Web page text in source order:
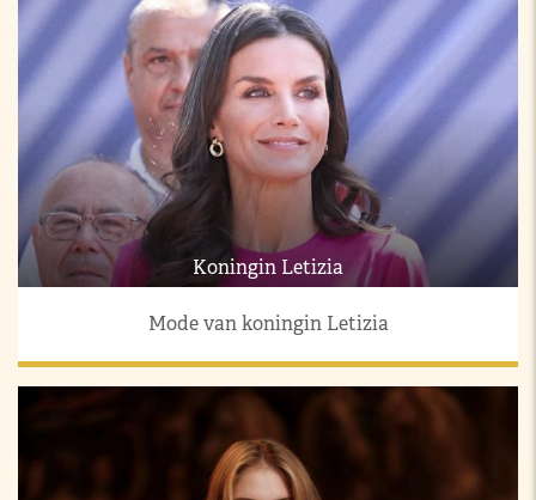
Koningin Letizia
Mode van koningin Letizia